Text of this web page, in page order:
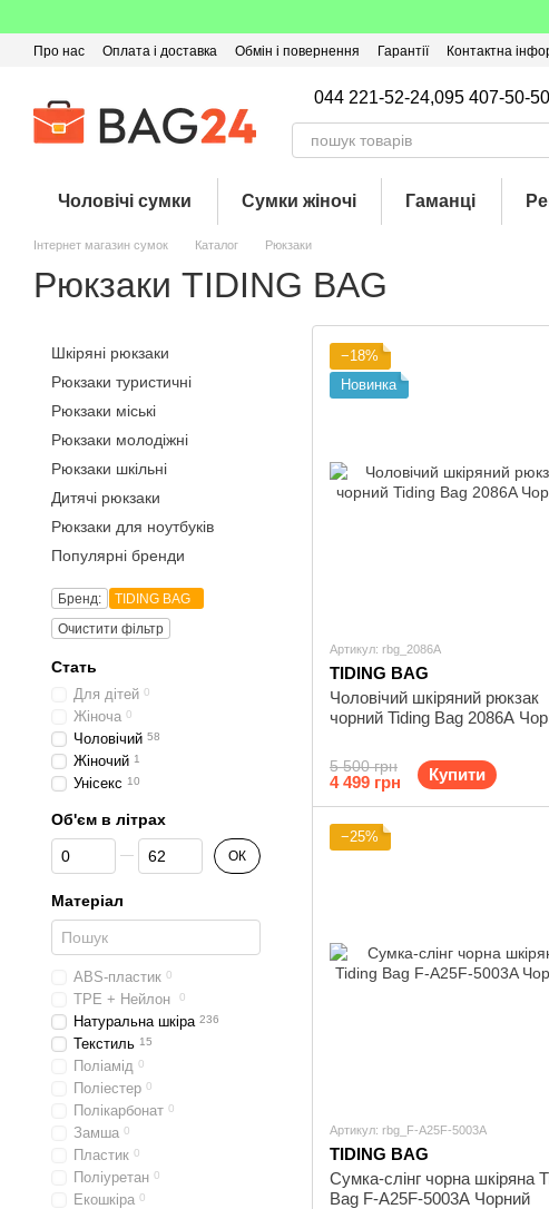
Про нас Оплата і доставка Обмін і повернення Гарантії Контактна
044 221-52-24,095 407-50-50
Чоловічі сумки Сумки жіночі Гаманці
Інтернет магазин сумок Каталог Рюкзаки
Рюкзаки TIDING BAG
−18%
Новинка
Артикул: rbg_2086A
TIDING BAG
Чоловічий шкіряний рюкзак
чорний Tiding Bag 2086A
5 500 грн
4 499 грн Купити
−25%
Артикул: rbg_F-A25F-5003A
TIDING BAG
Сумка-слінг чорна шкіряна
Bag F-A25F-5003A Чорний
Шкіряні рюкзаки
Рюкзаки туристичні
Рюкзаки міські
Рюкзаки молодіжні
Рюкзаки шкільні
Дитячі рюкзаки
Рюкзаки для ноутбуків
Популярні бренди
Бренд:
TIDING BAG
Очистити фільтр
Стать
Для дітей 0
Жіноча 0
Чоловічий 58
Жіночий 1
Унісекс 10
Об'єм в літрах
Від Об'єм в літрах
До Об'єм в літрах ОК
Матеріал
ABS-пластик 0
TPE + Нейлон 0
Натуральна шкіра 236
Текстиль 15
Поліамід 0
Поліестер 0
Полікарбонат 0
Замша 0
Пластик 0
Поліуретан 0
Екошкіра 0